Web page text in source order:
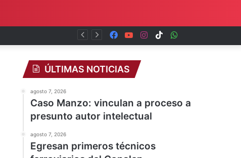
TikTok
Instagram
YouTube
Facebook
ÚLTIMAS NOTICIAS
agosto 7, 2026
Caso Manzo: vinculan a proceso a
presunto autor intelectual
agosto 7, 2026
Egresan primeros técnicos